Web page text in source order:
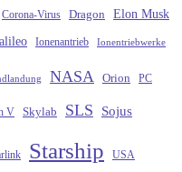
Corona-Virus Dragon Elon Musk
Ionenantrieb Ionentriebwerke
NASA Orion PC
V Skylab SLS Sojus
Starship USA